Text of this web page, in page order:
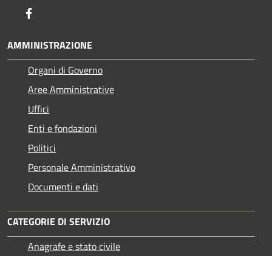
AMMINISTRAZIONE
Organi di Governo
Aree Amministrative
Uffici
Enti e fondazioni
Politici
Personale Amministrativo
Documenti e dati
CATEGORIE DI SERVIZIO
Anagrafe e stato civile